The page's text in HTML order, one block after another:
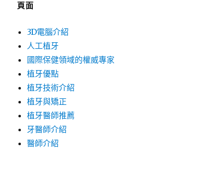
頁面
3D電腦介紹
人工植牙
國際保健領域的權威專家
植牙優點
植牙技術介紹
植牙與矯正
植牙醫師推薦
牙醫師介紹
醫師介紹